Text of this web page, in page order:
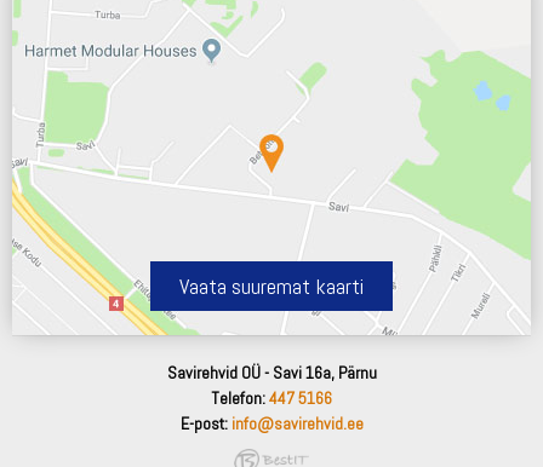
Vaata suuremat kaarti
Savirehvid OÜ - Savi 16a, Pärnu
Telefon:447 5166
E-post: info@savirehvid.ee